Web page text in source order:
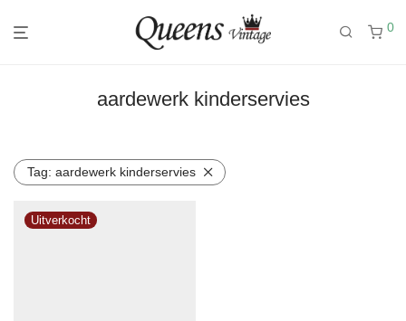
0
aardewerk kinderservies
Tag: aardewerk kinderservies